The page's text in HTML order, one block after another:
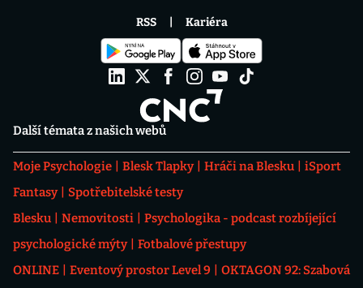
Další témata z našich webů
Moje Psychologie Blesk Tlapky Hráči na Blesku
iSport
Fantasy
Spotřebitelské testy
Blesku
Nemovitosti
Psychologika - podcast rozbíjející
psychologické mýty
Fotbalové přestupy
ONLINE
Eventový prostor Level 9
OKTAGON 92: Szabová
RSS Kariéra